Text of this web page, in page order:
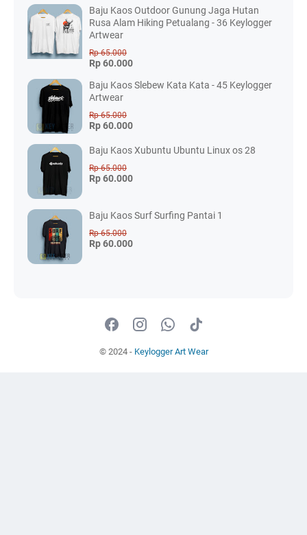
Baju Kaos Outdoor Gunung Jaga Hutan
Rusa Alam Hiking Petualang - 36 Keylogger
Artwear
Rp 65.000
Rp 60.000
Baju Kaos Slebew Kata Kata - 45 Keylogger
Artwear
Rp 65.000
Rp 60.000
Baju Kaos Xubuntu Ubuntu Linux os 28
Rp 65.000
Rp 60.000
Baju Kaos Surf Surfing Pantai 1
Rp 65.000
Rp 60.000
© 2024 - Keylogger Art Wear